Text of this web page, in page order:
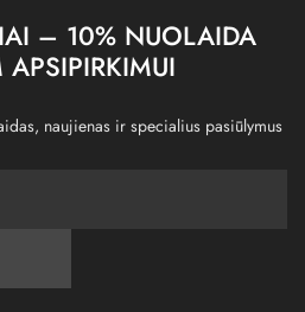
– 10% NUOLAIDA
APSIPIRKIMUI
naujienas ir specialius pasiūlymus